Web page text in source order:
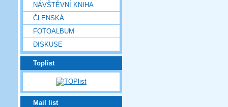
NÁVŠTĚVNÍ KNIHA
ČLENSKÁ
FOTOALBUM
DISKUSE
Toplist
Mail list